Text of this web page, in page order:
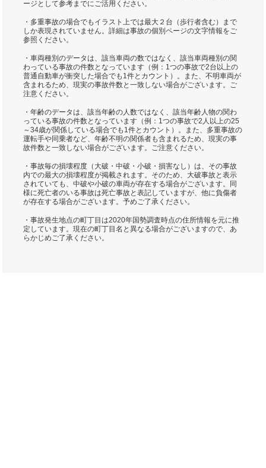
ージとして参考までにご活用ください。
・多重事故の場合でもイラスト上では最大２台（歩行者含む）まで
しか表現されていません。詳細は事故の個別ページの文字情報をご
参照ください。
・車両種別のデータは、該当車両の数ではなく、該当車両種別の関
わっている事故の件数となっています（例：1つの事故で2台以上の
普通自動車が衝突した場合でも1件とカウント）。また、不明車両が
含まれるため、現実の事故件数と一致しない場合がございます。ご
注意ください。
・年齢のデータは、該当年齢の人数ではなく、該当年齢人物の関わ
っている事故の件数となっています（例：1つの事故で2人以上の25
～34歳が関係している場合でも1件とカウント）。また、多重事故の
運転手や同乗者など、年齢不明の関係者も含まれるため、現実の事
故件数と一致しない場合がございます。ご注意ください。
・事故毎の損壊程度（大破・中破・小破・損害なし）は、その事故
内での最大の損壊程度が掲載されます。そのため、大破事故と表示
されていても、中破や小破の車両が存在する場合がございます。同
様に死亡者のいる事故は死亡事故と表記していますが、他に負傷者
が存在する場合がございます。予めご了承ください。
・事故発生地点の町丁目は2020年国勢調査時点の住所情報を元に推
定しています。現在の町丁目名と異なる場合がございますので、あ
らかじめご了承ください。